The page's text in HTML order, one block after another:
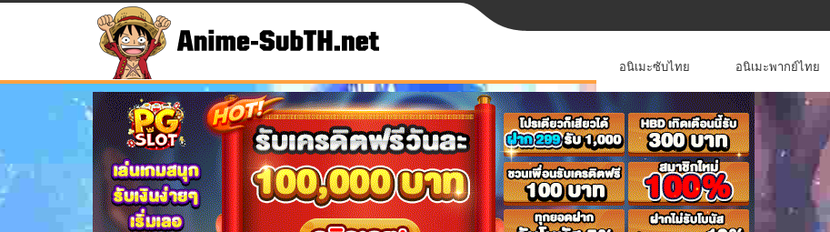
อนิเมะซับไทย อนิเมะพากย์ไทย